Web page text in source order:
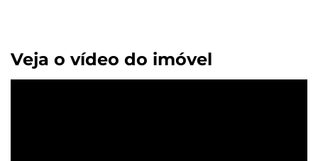
Veja o vídeo do imóvel